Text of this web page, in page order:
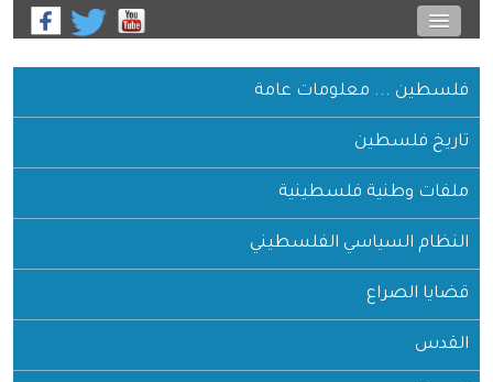
فلسطين ... معلومات عامة
تاريخ فلسطين
ملفات وطنية فلسطينية
النظام السياسي الفلسطيني
قضايا الصراع
القدس